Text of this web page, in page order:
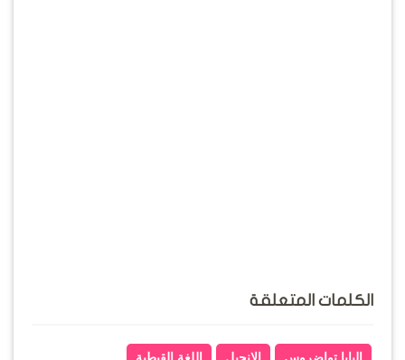
الكلمات المتعلقة
البابا تواضروس الإنجيل اللغة القبطية